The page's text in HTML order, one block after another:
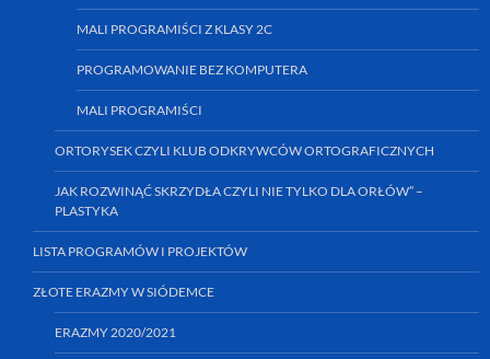
MALI PROGRAMIŚCI Z KLASY 2C
PROGRAMOWANIE BEZ KOMPUTERA
MALI PROGRAMIŚCI
ORTORYSEK CZYLI KLUB ODKRYWCÓW ORTOGRAFICZNYCH
JAK ROZWINĄĆ SKRZYDŁA CZYLI NIE TYLKO DLA ORŁÓW” –
PLASTYKA
LISTA PROGRAMÓW I PROJEKTÓW
ZŁOTE ERAZMY W SIÓDEMCE
ERAZMY 2020/2021